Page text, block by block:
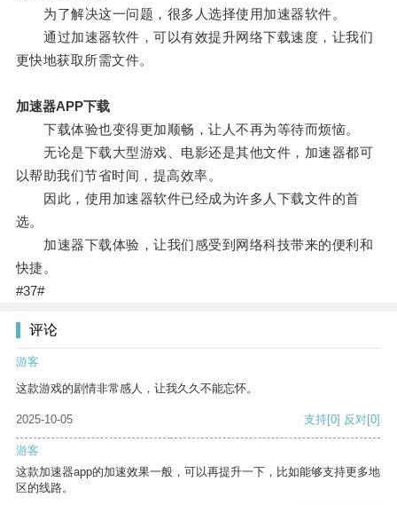
为了解决这一问题，很多人选择使用加速器软件。
通过加速器软件，可以有效提升网络下载速度，让我们
更快地获取所需文件。
加速器APP下载
下载体验也变得更加顺畅，让人不再为等待而烦恼。
无论是下载大型游戏、电影还是其他文件，加速器都可
以帮助我们节省时间，提高效率。
因此，使用加速器软件已经成为许多人下载文件的首
选。
加速器下载体验，让我们感受到网络科技带来的便利和
快捷。
#37#
评论
游客
这款游戏的剧情非常感人，让我久久不能忘怀。
2025-10-05 支持[0] 反对[0]
游客
这款加速器app的加速效果一般，可以再提升一下，比如能够支持更多地
区的线路。